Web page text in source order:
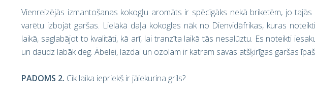
Vienreizējās izmantošanas kokogļu aromāts ir spēcīgāks nekā briketēm, jo
varētu izbojāt garšas. Lielākā daļa kokogles nāk no Dienvidāfrikas, kuras
laikā, saglabājot to kvalitāti, kā arī, lai tranzīta laikā tās nesalūztu. Es noteikti
un daudz labāk deg. Ābelei, lazdai un ozolam ir katram savas atšķirīgas garšas
PADOMS 2. Cik laika iepriekš ir jāiekurina grils?